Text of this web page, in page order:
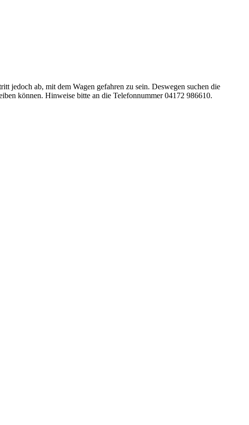
jedoch ab, mit dem Wagen gefahren zu sein. Deswegen suchen die
können. Hinweise bitte an die Telefonnummer 04172 986610.